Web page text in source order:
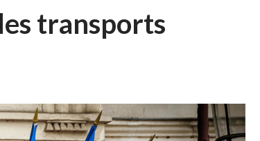
transports